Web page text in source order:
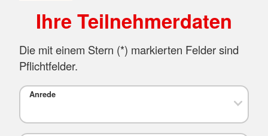
Ihre Teilnehmerdaten
Die mit einem Stern (*) markierten Felder sind
Pflichtfelder.
Anrede